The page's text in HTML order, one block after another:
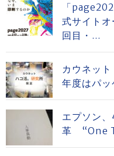
「
式サイト
回目・...
カウネッ
年度はパ
エプソン
革 “One